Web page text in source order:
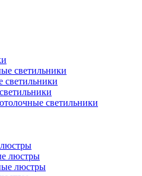
светильники
светильники
светильники
люстры
люстры